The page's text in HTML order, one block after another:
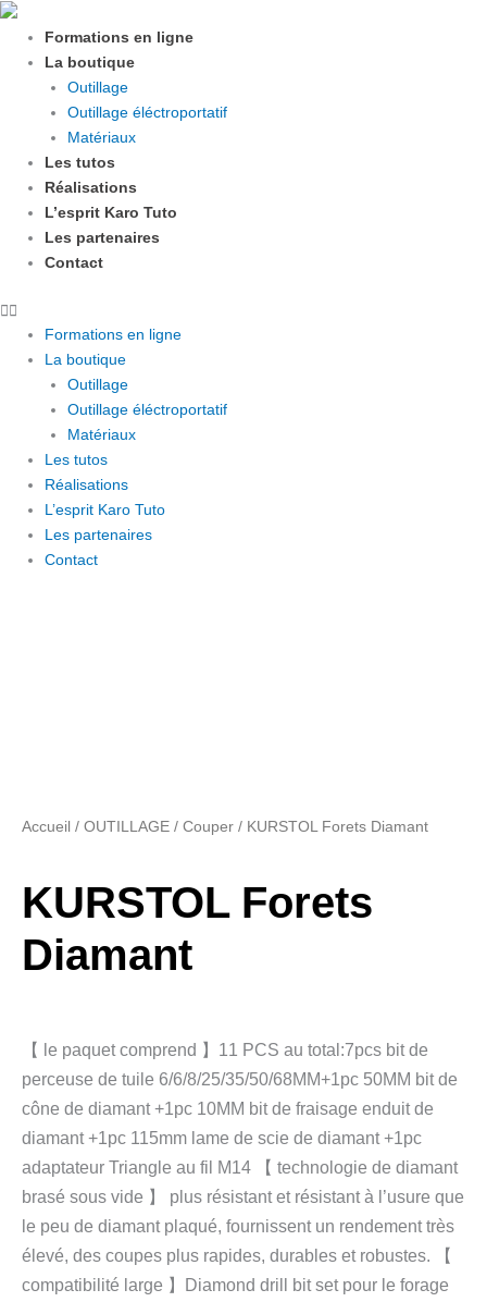
Aller
contenu
Formations en ligne
La boutique
Outillage
Outillage éléctroportatif
Matériaux
Les tutos
Réalisations
L’esprit Karo Tuto
Les partenaires
Contact
Formations en ligne
La boutique
Outillage
Outillage éléctroportatif
Matériaux
Les tutos
Réalisations
L’esprit Karo Tuto
Les partenaires
Contact
Accueil / OUTILLAGE / Couper / KURSTOL Forets Diamant
KURSTOL Forets
Diamant
【 le paquet comprend 】11 PCS au total:7pcs bit de
perceuse de tuile 6/6/8/25/35/50/68MM+1pc 50MM bit de
cône de diamant +1pc 10MM bit de fraisage enduit de
diamant +1pc 115mm lame de scie de diamant +1pc
adaptateur Triangle au fil M14 【 technologie de diamant
brasé sous vide 】 plus résistant et résistant à l’usure que
le peu de diamant plaqué, fournissent un rendement très
élevé, des coupes plus rapides, durables et robustes. 【
compatibilité large 】Diamond drill bit set pour le forage